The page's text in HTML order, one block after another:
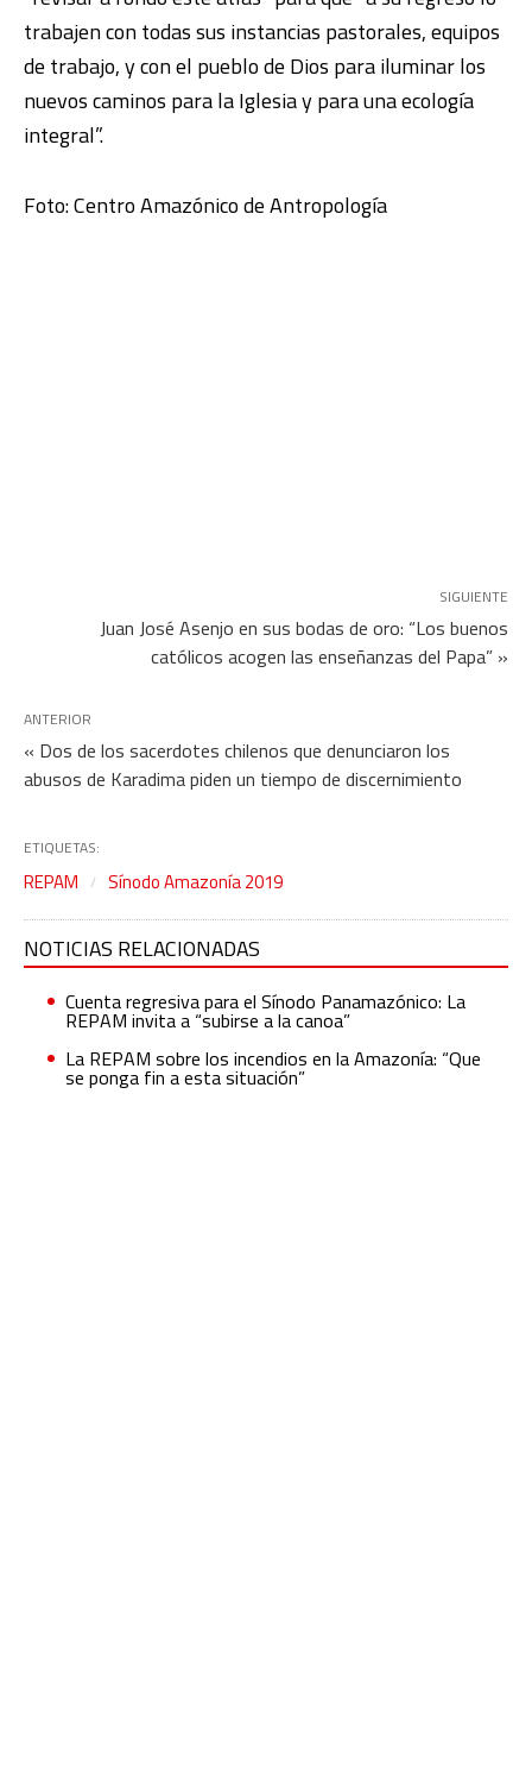
trabajen con todas sus instancias pastorales, equipos
de trabajo, y con el pueblo de Dios para iluminar los
nuevos caminos para la Iglesia y para una ecología
integral”.
Foto: Centro Amazónico de Antropología
SIGUIENTE
Juan José Asenjo en sus bodas de oro: “Los buenos
católicos acogen las enseñanzas del Papa” »
ANTERIOR
« Dos de los sacerdotes chilenos que denunciaron los
abusos de Karadima piden un tiempo de discernimiento
ETIQUETAS:
REPAM Sínodo Amazonía 2019
NOTICIAS RELACIONADAS
Cuenta regresiva para el Sínodo Panamazónico: La
REPAM invita a “subirse a la canoa”
La REPAM sobre los incendios en la Amazonía: “Que
se ponga fin a esta situación”